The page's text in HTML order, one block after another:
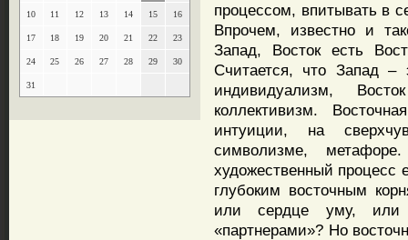
10 11 12 13 14 15 16
17 18 19 20 21 22 23
24 25 26 27 28 29 30
31
процессом, впитывать в
Впрочем, известно и
Запад, Восток есть
Считается, что Запад –
индивидуализм,
коллективизм.
интуиции, на
символизме,
художественный процесс
глубоким восточным
или сердце уму, или
«партнерами»? Но